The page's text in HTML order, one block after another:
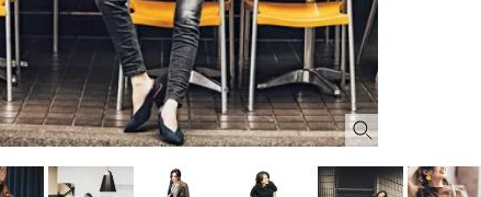
BEAUTY Aug, 5, 2026
忙しい毎日に「うるおいター
ボ」を。新【SOFINA BASIC＋】
のお手入れでうるおってなめら
かな肌を目指す | CLASSY.[クラッ
シィ]
BEAUTY Aug, 7, 2026